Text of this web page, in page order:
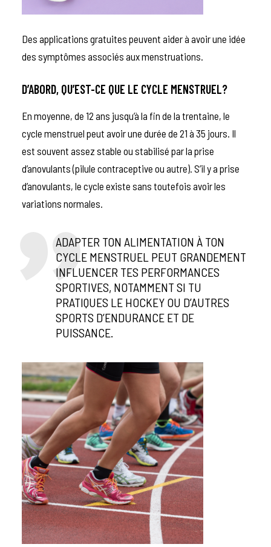
Des applications gratuites peuvent aider à avoir une idée
des symptômes associés aux menstruations.
D’ABORD, QU’EST-CE QUE LE CYCLE MENSTRUEL?
En moyenne, de 12 ans jusqu’à la fin de la trentaine, le
cycle menstruel peut avoir une durée de 21 à 35 jours. Il
est souvent assez stable ou stabilisé par la prise
d’anovulants (pilule contraceptive ou autre). S’il y a prise
d’anovulants, le cycle existe sans toutefois avoir les
variations normales.
ADAPTER TON ALIMENTATION À TON
CYCLE MENSTRUEL PEUT GRANDEMENT
INFLUENCER TES PERFORMANCES
SPORTIVES, NOTAMMENT SI TU
PRATIQUES LE HOCKEY OU D’AUTRES
SPORTS D’ENDURANCE ET DE
PUISSANCE.